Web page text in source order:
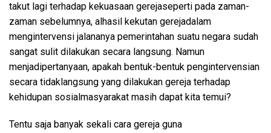
takut lagi terhadap kekuasaan gerejaseperti pada zaman-
zaman sebelumnya, alhasil kekutan gerejadalam
mengintervensi jalananya pemerintahan suatu negara sudah
sangat sulit dilakukan secara langsung. Namun
menjadipertanyaan, apakah bentuk-bentuk pengintervensian
secara tidaklangsung yang dilakukan gereja terhadap
kehidupan sosialmasyarakat masih dapat kita temui?
Tentu saja banyak sekali cara gereja guna